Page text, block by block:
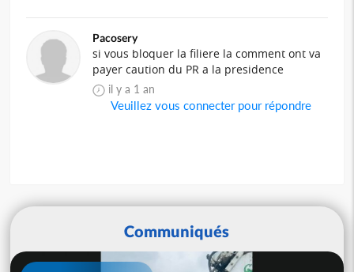
Pacosery
si vous bloquer la filiere la comment ont va
payer caution du PR a la presidence
il y a 1 an
Veuillez vous connecter pour répondre
Communiqués